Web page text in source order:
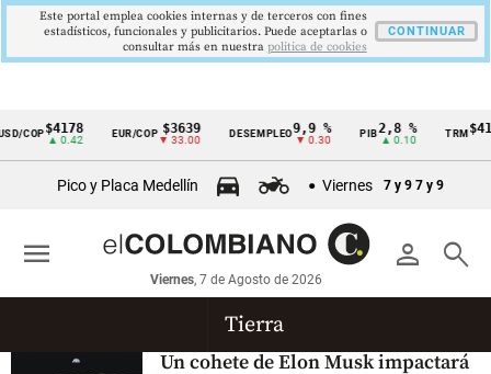
Cintillo
económicos
Colombia
COP$4178
▲ 0.42
EUR/COP $3639
▼ 33.00
DESEMPLEO9,9 %
▼ 0.30
PIB 2,8 %
▲ 0.10
TRM
Pico y Placa Medellín Viernes 7 y 9 7 y 9
person search
Viernes, 7 de Agosto de 2026
menu
Tierra
Un cohete de Elon Musk impactará
Este portal emplea cookies internas y de terceros con fines
estadísticos, funcionales y publicitarios. Puede aceptarlas o
consultar más en nuestra politica de cookies
CONTINUAR